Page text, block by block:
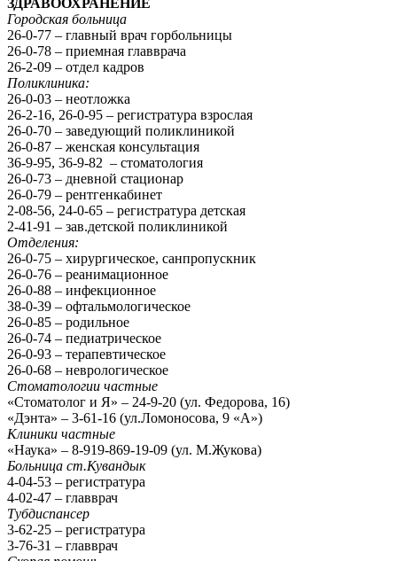
ЗДРАВООХРАНЕНИЕ
Городская больница
26-0-77 – главный врач горбольницы
26-0-78 – приемная главврача
26-2-09 – отдел кадров
Поликлиника:
26-0-03 – неотложка
26-2-16, 26-0-95 – регистратура взрослая
26-0-70 – заведующий поликлиникой
26-0-87 – женская консультация
36-9-95, 36-9-82 – стоматология
26-0-73 – дневной стационар
26-0-79 – рентгенкабинет
2-08-56, 24-0-65 – регистратура детская
2-41-91 – зав.детской поликлиникой
Отделения:
26-0-75 – хирургическое, санпропускник
26-0-76 – реанимационное
26-0-88 – инфекционное
38-0-39 – офтальмологическое
26-0-85 – родильное
26-0-74 – педиатрическое
26-0-93 – терапевтическое
26-0-68 – неврологическое
Стоматологии частные
«Стоматолог и Я» – 24-9-20 (ул. Федорова, 16)
«Дэнта» – 3-61-16 (ул.Ломоносова, 9 «А»)
Клиники частные
«Наука» – 8-919-869-19-09 (ул. М.Жукова)
Больница ст.Кувандык
4-04-53 – регистратура
4-02-47 – главврач
Тубдиспансер
3-62-25 – регистратура
3-76-31 – главврач